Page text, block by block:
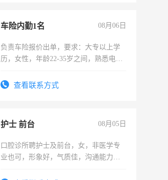
车险内勤1名 08月06日
负责车险报价出单，要求：大专以上学
历，女性，年龄22-35岁之间，熟悉电脑
试用期1-3个月，转正后交纳五险，
查看联系方式
护士 前台 08月05日
口腔诊所聘护士及前台，女，非医学专
业也可，形象好，气质佳，沟通能力